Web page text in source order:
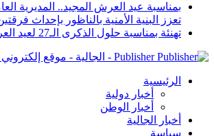
بمناسبة عيد العرش المجيد.. المديرية
تعزز البنية الأمنية بالناظور بإحداث
تهنئة بمناسبة حلول الذكرى الـ27 لعيد العرش المجيد
Publisher - الجالية - موقع إلكتروني إخباري
الرئيسية
أخبار دولية
أخبار الوطن
أخبار الجالية
سياسة